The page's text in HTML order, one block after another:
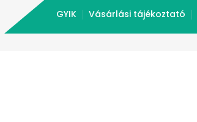
GYIK Vásárlási tájékoztató